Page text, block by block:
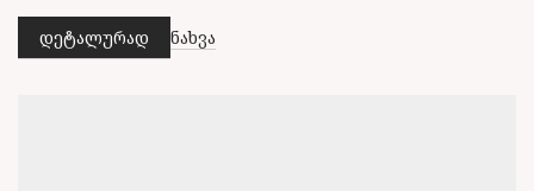
დეტალურად
This
ნახვა